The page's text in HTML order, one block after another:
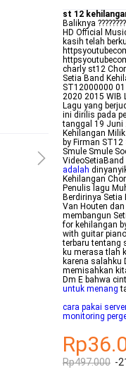
st 12
Baliknya
HD Official
kasih telah
charly st12
Setia Band
ST12000000
2020 2015 WIB
Lagu yang
ini dirilis pada
tanggal 19 Juni
Kehilangan Milik
by Firman ST12
Smule Smule
adalah
Kehilangan
Penulis lagu
Berdirinya
Van Houten
membangun
for kehilangan
with guitar
terbaru tentang
ku merasa tlah
karena salahku
memisahkan
Dm E bahwa
untuk menang
cara pakai
monitoring
Rp497.000 -